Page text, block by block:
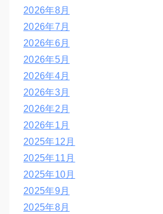
2026年8月
2026年7月
2026年6月
2026年5月
2026年4月
2026年3月
2026年2月
2026年1月
2025年12月
2025年11月
2025年10月
2025年9月
2025年8月